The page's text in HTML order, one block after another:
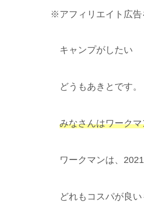
※アフィリエイト広告
キャンプがしたい
どうもあきとです。
みなさんはワーク
ワークマンは、
どれもコスパが良